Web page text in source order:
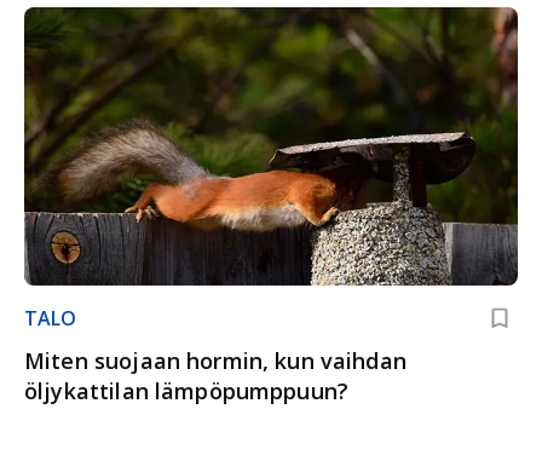
TALO
Miten suojaan hormin, kun vaihdan
öljykattilan lämpöpumppuun?